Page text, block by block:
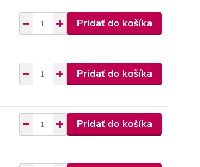
Pridať do košíka
Pridať do košíka
Pridať do košíka